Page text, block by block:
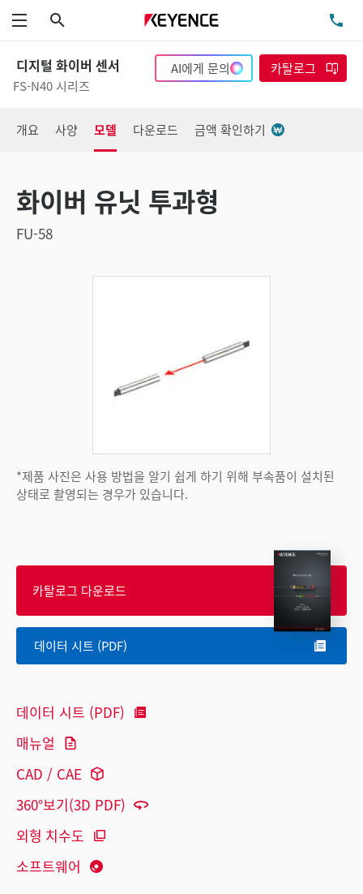
메뉴
디지털 화이버 센서
FS-N40 시리즈
AI에게 문의 카탈로그
개요 사양 모델 다운로드 금액 확인하기
화이버 유닛 투과형
FU-58
*제품 사진은 사용 방법을 알기 쉽게 하기 위해 부속품이 설치된
상태로 촬영되는 경우가 있습니다.
카탈로그 다운로드
데이터 시트 (PDF)
데이터 시트 (PDF)
매뉴얼
CAD / CAE
360°보기(3D PDF)
외형 치수도
소프트웨어